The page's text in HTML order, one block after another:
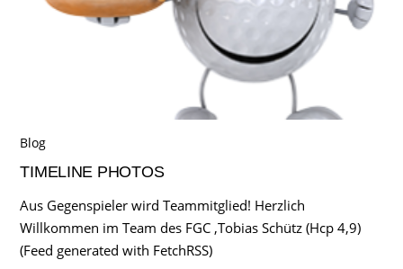
Blog
TIMELINE PHOTOS
Aus Gegenspieler wird Teammitglied! Herzlich
Willkommen im Team des FGC ,Tobias Schütz (Hcp 4,9)
(Feed generated with FetchRSS)